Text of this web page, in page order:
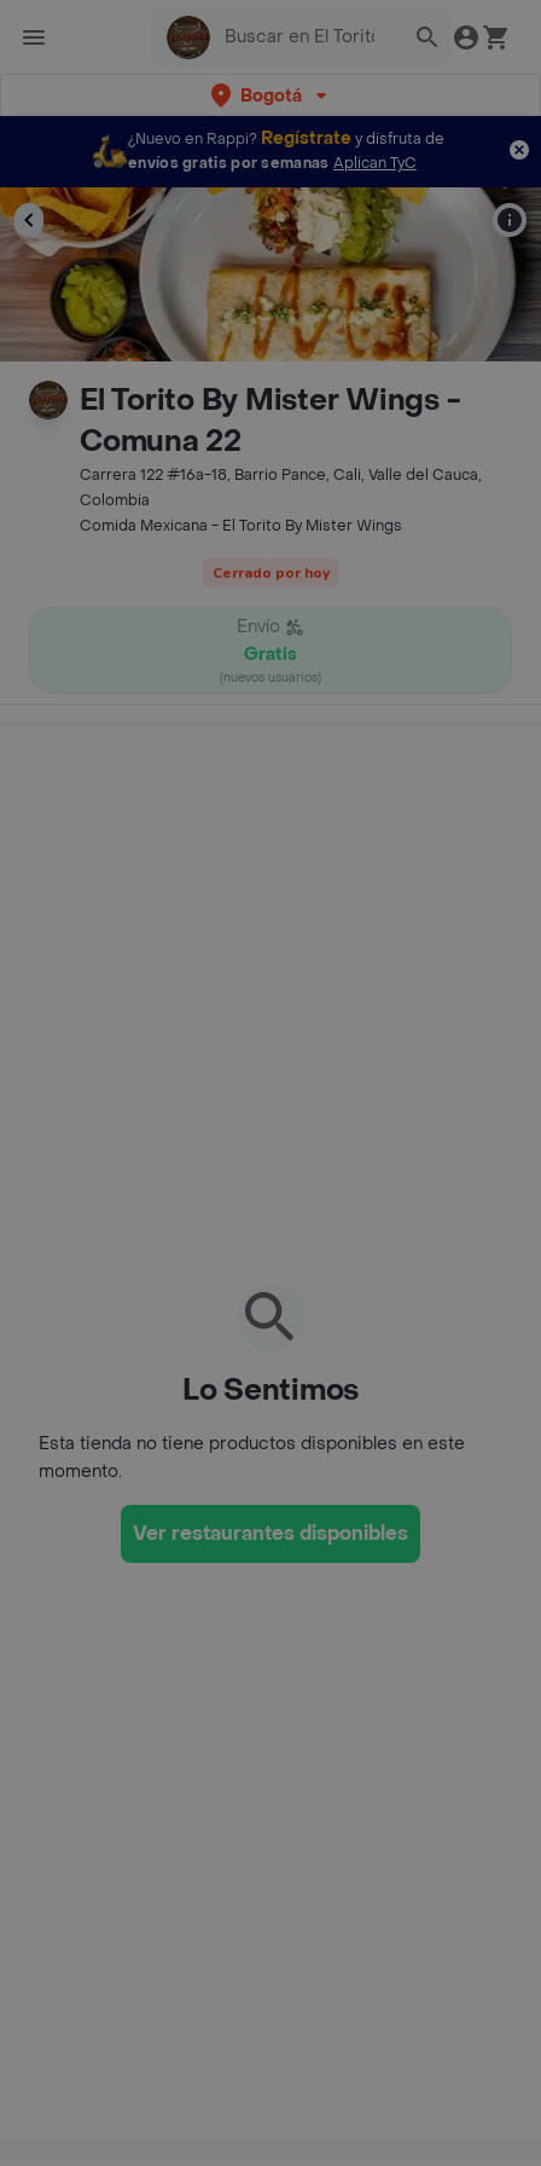
Bogotá
¿Nuevo en Rappi? Regístratey disfruta de
envíos gratis por semanas Aplican TyC
El Torito By Mister Wings -
Comuna 22
Carrera 122 #16a-18, Barrio Pance, Cali, Valle del Cauca,
Colombia
Comida Mexicana - El Torito By Mister Wings
Cerrado por hoy
Envío
Gratis
(nuevos usuarios)
Lo Sentimos
Esta tienda no tiene productos disponibles en este
momento.
Ver restaurantes disponibles